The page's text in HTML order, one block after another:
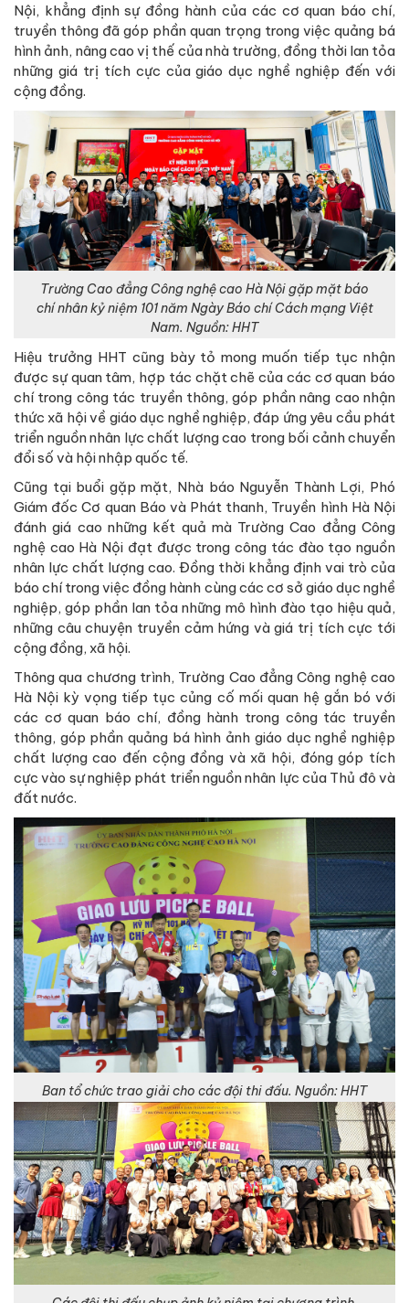
Nội, khẳng định sự đồng hành của các cơ quan báo chí,
truyền thông đã góp phần quan trọng trong việc quảng bá
hình ảnh, nâng cao vị thế của nhà trường, đồng thời lan tỏa
những giá trị tích cực của giáo dục nghề nghiệp đến với
cộng đồng.
Trường Cao đẳng Công nghệ cao Hà Nội gặp mặt báo
chí nhân kỷ niệm 101 năm Ngày Báo chí Cách mạng Việt
Nam. Nguồn: HHT
Hiệu trưởng HHT cũng bày tỏ mong muốn tiếp tục nhận
được sự quan tâm, hợp tác chặt chẽ của các cơ quan báo
chí trong công tác truyền thông, góp phần nâng cao nhận
thức xã hội về giáo dục nghề nghiệp, đáp ứng yêu cầu phát
triển nguồn nhân lực chất lượng cao trong bối cảnh chuyển
đổi số và hội nhập quốc tế.
Cũng tại buổi gặp mặt, Nhà báo Nguyễn Thành Lợi, Phó
Giám đốc Cơ quan Báo và Phát thanh, Truyền hình Hà Nội
đánh giá cao những kết quả mà Trường Cao đẳng Công
nghệ cao Hà Nội đạt được trong công tác đào tạo nguồn
nhân lực chất lượng cao. Đồng thời khẳng định vai trò của
báo chí trong việc đồng hành cùng các cơ sở giáo dục nghề
nghiệp, góp phần lan tỏa những mô hình đào tạo hiệu quả,
những câu chuyện truyền cảm hứng và giá trị tích cực tới
cộng đồng, xã hội.
Thông qua chương trình, Trường Cao đẳng Công nghệ cao
Hà Nội kỳ vọng tiếp tục củng cố mối quan hệ gắn bó với
các cơ quan báo chí, đồng hành trong công tác truyền
thông, góp phần quảng bá hình ảnh giáo dục nghề nghiệp
chất lượng cao đến cộng đồng và xã hội, đóng góp tích
cực vào sự nghiệp phát triển nguồn nhân lực của Thủ đô và
đất nước.
Ban tổ chức trao giải cho các đội thi đấu. Nguồn: HHT